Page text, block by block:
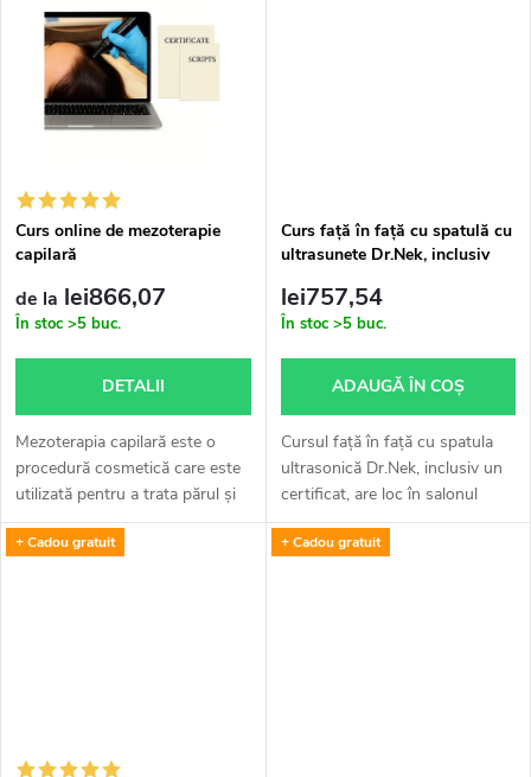
s
u
l
i
privire...
Curs online de mezoterapie
capilară
de la lei866,07
În stoc >5 buc.
DETALII
Mezoterapia capilară este o
procedură cosmetică care este
utilizată pentru a trata părul și
scalpul pentru tratamente
precum căderea părului și
Curs față în față cu spatulă cu
ultrasunete Dr.Nek, inclusiv
lei757,54
În stoc >5 buc.
ADAUGĂ ÎN COŞ
Cursul față în față cu spatula
ultrasonică Dr.Nek, inclusiv un
certificat, are loc în salonul
nostru Dr.Nek din Kloboučnická
4, Praga 4. Cursul include o
+ Cadou gratuit + Cadou gratuit